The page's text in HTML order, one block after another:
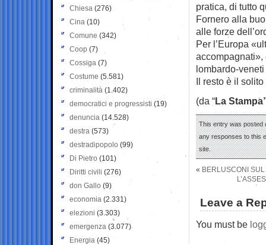
pratica, di tutto
Fornero alla
alle forze
Per l’Europa
accompagnati»,
lombardo-
Il resto è il
(da “La
This entry was posted
any responses to this
site.
« BERLUSCONI
Leave a
You must be
Chiesa (276)
Cina (10)
Comune (342)
Coop (7)
Cossiga (7)
Costume (5.581)
criminalità (1.402)
democratici e progressisti (19)
denuncia (14.528)
destra (573)
destradipopolo (99)
Di Pietro (101)
Diritti civili (276)
don Gallo (9)
economia (2.331)
elezioni (3.303)
emergenza (3.077)
Energia (45)